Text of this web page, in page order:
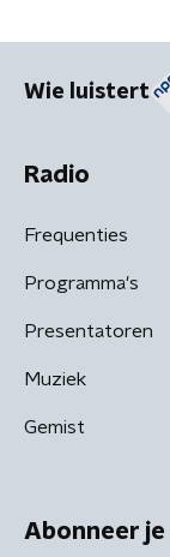
Wie luistert
Radio
Frequenties
Programma's
Presentatoren
Muziek
Gemist
Abonneer